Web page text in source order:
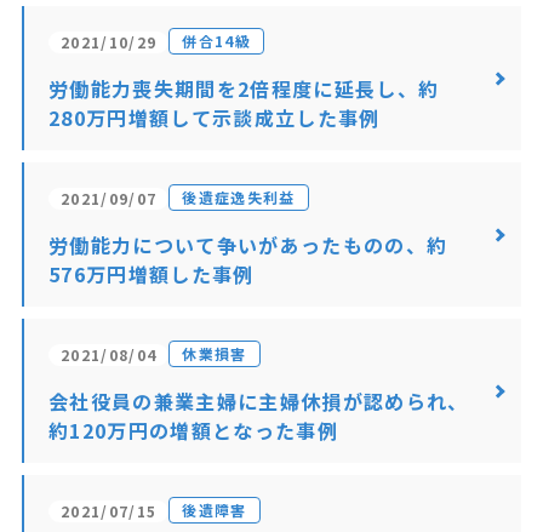
2021/10/29 併合14級
労働能力喪失期間を2倍程度に延長し、約
280万円増額して示談成立した事例
2021/09/07 後遺症逸失利益
労働能力について争いがあったものの、約
576万円増額した事例
2021/08/04 休業損害
会社役員の兼業主婦に主婦休損が認められ、
約120万円の増額となった事例
2021/07/15 後遺障害